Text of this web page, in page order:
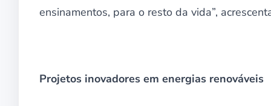
ensinamentos, para o resto da vida”,
Projetos inovadores em energias renováveis